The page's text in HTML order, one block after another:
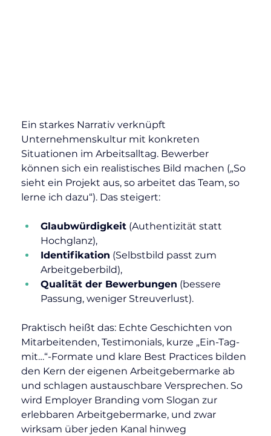
Ein starkes Narrativ verknüpft
Unternehmenskultur mit konkreten
Situationen im Arbeitsalltag. Bewerber
können sich ein realistisches Bild machen („So
sieht ein Projekt aus, so arbeitet das Team, so
lerne ich dazu“). Das steigert:
Glaubwürdigkeit (Authentizität statt
Hochglanz),
Identifikation (Selbstbild passt zum
Arbeitgeberbild),
Qualität der Bewerbungen (bessere
Passung, weniger Streuverlust).
Praktisch heißt das: Echte Geschichten von
Mitarbeitenden, Testimonials, kurze „Ein-Tag-
mit…“-Formate und klare Best Practices bilden
den Kern der eigenen Arbeitgebermarke ab
und schlagen austauschbare Versprechen. So
wird Employer Branding vom Slogan zur
erlebbaren Arbeitgebermarke, und zwar
wirksam über jeden Kanal hinweg